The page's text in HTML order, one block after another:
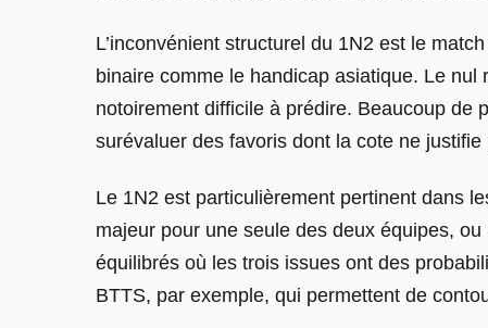
L’inconvénient structurel du 1N2 est le
binaire comme le handicap asiatique. Le
notoirement difficile à prédire. Beaucoup
surévaluer des favoris dont la cote ne justifie
Le 1N2 est particulièrement pertinent dans
majeur pour une seule des deux équipes,
équilibrés où les trois issues ont des
BTTS, par exemple, qui permettent de